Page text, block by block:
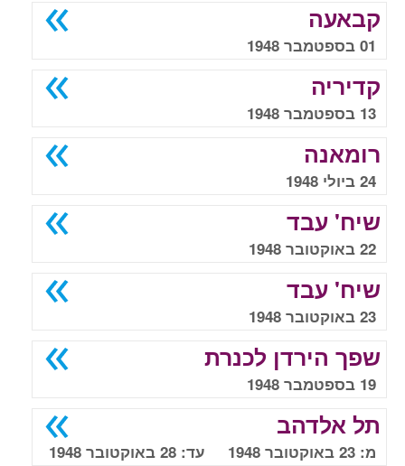
קבאעה
01 בספטמבר 1948
קדיריה
13 בספטמבר 1948
רומאנה
24 ביולי 1948
שיח' עבד
22 באוקטובר 1948
שיח' עבד
23 באוקטובר 1948
שפך הירדן לכנרת
19 בספטמבר 1948
תל אלדהב
מ: 23 באוקטובר 1948 עד: 28 באוקטובר 1948